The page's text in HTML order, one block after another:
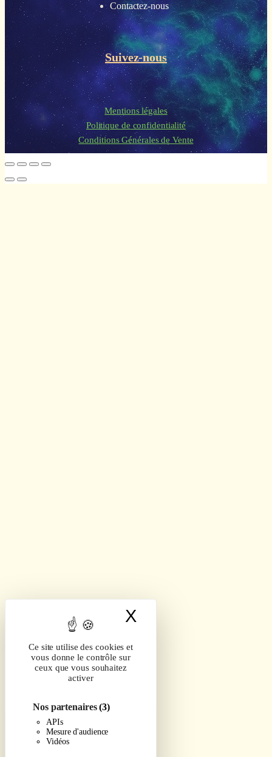
Ce site utilise des cookies et
vous donne le contrôle sur
ceux que vous souhaitez
activer
Nos partenaires(3)
APIs
Mesure d'audience
Vidéos
X
Contactez-nous
Suivez-nous
Mentions légales
Politique de confidentialité
Conditions Générales de Vente